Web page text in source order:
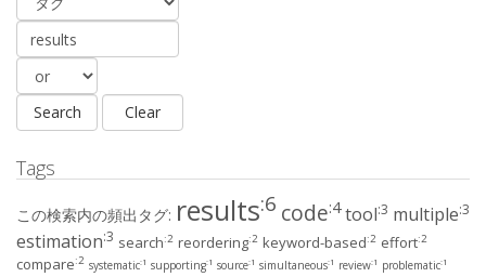
Tags
この検索内の頻出タグ: results:6 code:4 tool:3 multiple:3
estimation:3 search:2 reordering:2 keyword-based:2 effort:2
compare:2 systematic:1 supporting:1 source:1 simultaneous:1 review:1 problematic:1